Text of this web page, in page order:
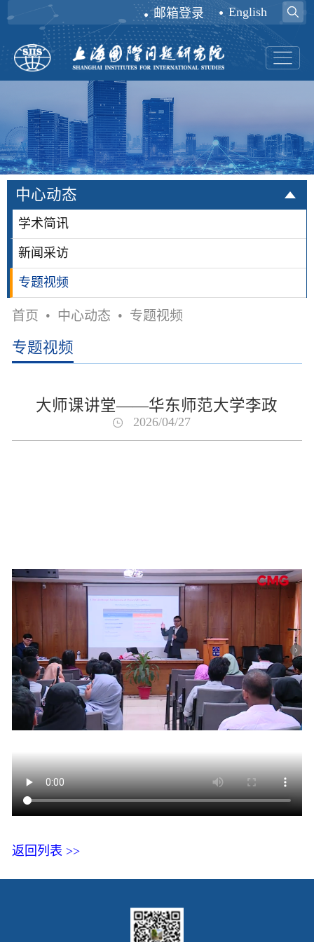
邮箱登录 English
中心动态
学术简讯
新闻采访
专题视频
首页 • 中心动态 • 专题视频
专题视频
大师课讲堂——华东师范大学李政
2026/04/27
返回列表 >>